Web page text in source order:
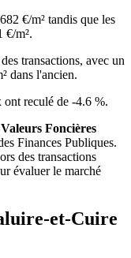
€/m² tandis que les
€/m².
transactions, avec un
dans l'ancien.
ont reculé de -4.6 %.
Foncières
Finances Publiques.
des transactions
évaluer le marché
et-Cuire